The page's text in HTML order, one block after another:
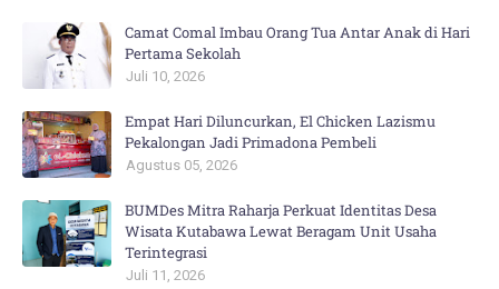
Camat Comal Imbau Orang Tua Antar Anak di Hari
Pertama Sekolah
Juli 10, 2026
Empat Hari Diluncurkan, El Chicken Lazismu
Pekalongan Jadi Primadona Pembeli
Agustus 05, 2026
BUMDes Mitra Raharja Perkuat Identitas Desa
Wisata Kutabawa Lewat Beragam Unit Usaha
Terintegrasi
Juli 11, 2026